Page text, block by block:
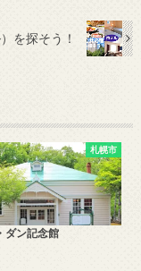
を探そう！
札幌市
ダン記念館